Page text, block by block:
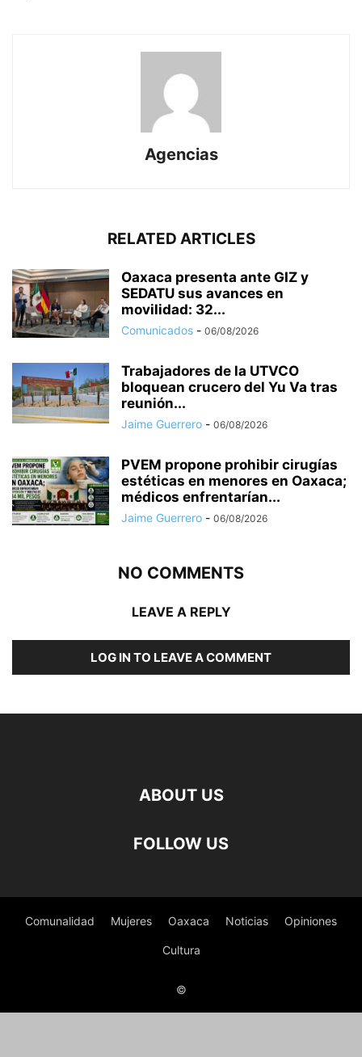
Agencias
RELATED ARTICLES
Oaxaca presenta ante GIZ y
SEDATU sus avances en
movilidad: 32...
Comunicados - 06/08/2026
Trabajadores de la UTVCO
bloquean crucero del Yu Va tras
reunión...
Jaime Guerrero - 06/08/2026
PVEM propone prohibir cirugías
estéticas en menores en Oaxaca;
médicos enfrentarían...
Jaime Guerrero - 06/08/2026
NO COMMENTS
LEAVE A REPLY
LOG IN TO LEAVE A COMMENT
ABOUT US
FOLLOW US
Comunalidad Mujeres Oaxaca Noticias Opiniones
Cultura
©